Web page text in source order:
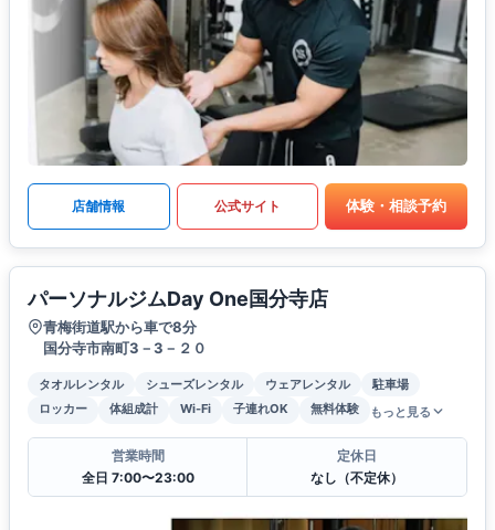
店舗情報 公式サイト 体験・相談予約
パーソナルジムDay One国分寺店
青梅街道駅から車で8分
国分寺市南町3－3－２０
タオルレンタル シューズレンタル ウェアレンタル
駐車場
ロッカー
体組成計 Wi-Fi 子連れOK 無料体験 もっと見る
営業時間
全日 7:00〜23:00
定休日
なし（不定休）